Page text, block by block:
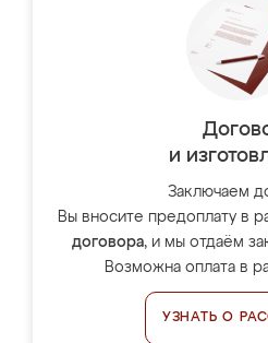
и
Заключаем
Вы вносите предоплату в
договора, и мы отдаём
Возможна оплата в
УЗНАТЬ О